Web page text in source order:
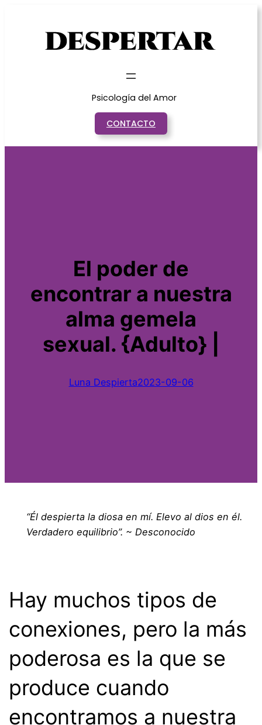
Psicología del Amor
CONTACTO
El poder de
encontrar a nuestra
alma gemela
sexual. {Adulto} |
Luna Despierta2023-09-06
“Él despierta la diosa en mí. Elevo al dios en él.
Verdadero equilibrio”. ~ Desconocido
Hay muchos tipos de
conexiones, pero la más
poderosa es la que se
produce cuando
encontramos a nuestra